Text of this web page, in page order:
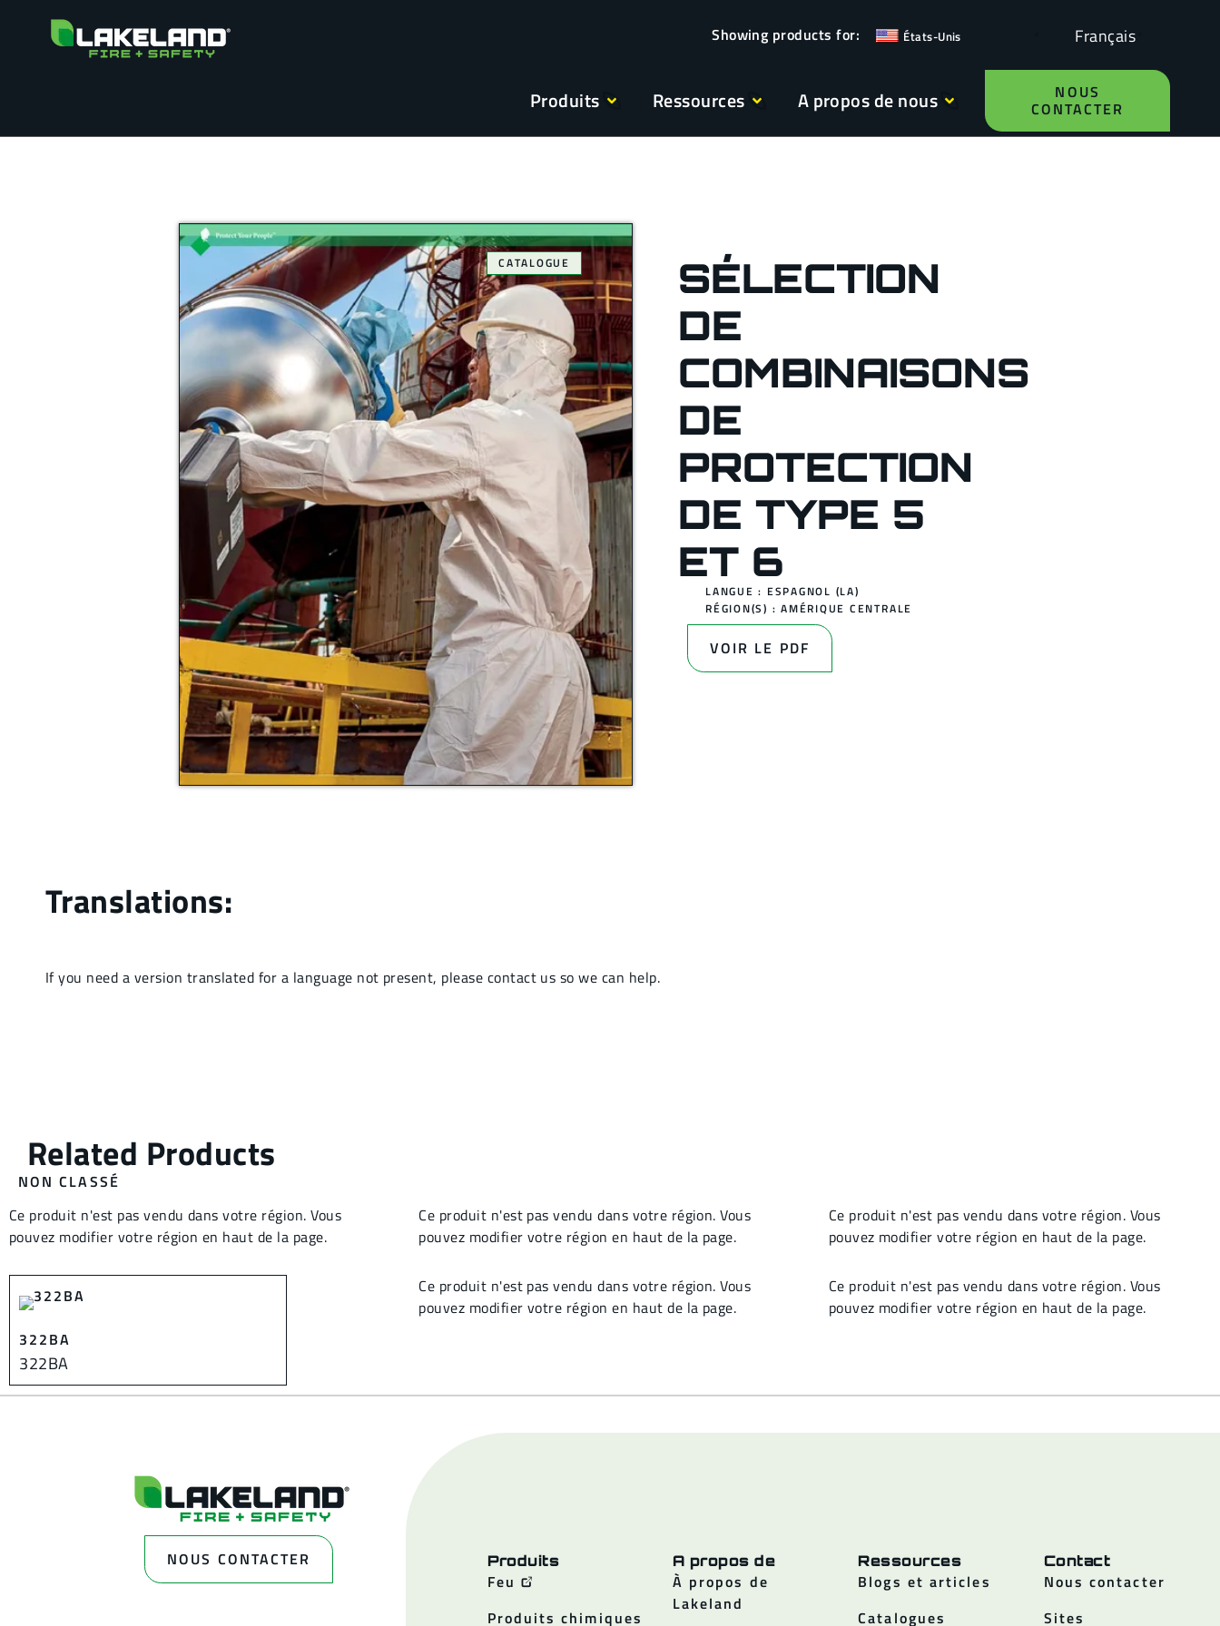
États-Unis Français
Produits Ressources A propos de nous NOUS
CONTACTER
CATALOGUE
SÉLECTION
DE
COMBINAISONS
DE
PROTECTION
DE TYPE 5
ET 6
LANGUE : ESPAGNOL (LA)
RÉGION(S) :AMÉRIQUE CENTRALE
VOIR LE PDF
NON CLASSÉ
Ce produit n'est pas vendu dans votre région. Vous
pouvez modifier votre région en haut de la page.
Ce produit n'est pas vendu dans votre région. Vous
pouvez modifier votre région en haut de la page.
Ce produit n'est pas vendu dans votre région. Vous
pouvez modifier votre région en haut de la page.
322BA
322BA
Ce produit n'est pas vendu dans votre région. Vous
pouvez modifier votre région en haut de la page.
Ce produit n'est pas vendu dans votre région. Vous
pouvez modifier votre région en haut de la page.
NOUS CONTACTER Produits
Feu
Produits chimiques
A propos de
À propos de
Lakeland
Ressources
Blogs et articles
Catalogues
Contact
Nous contacter
Sites